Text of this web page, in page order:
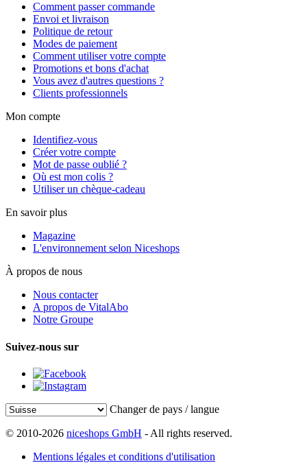
Comment passer commande
Envoi et livraison
Politique de retour
Modes de paiement
Comment utiliser votre compte
Promotions et bons d'achat
Vous avez d'autres questions ?
Clients professionnels
Mon compte
Identifiez-vous
Créer votre compte
Mot de passe oublié ?
Où est mon colis ?
Utiliser un chèque-cadeau
En savoir plus
Magazine
L'environnement selon Niceshops
À propos de nous
Nous contacter
A propos de VitalAbo
Notre Groupe
Suivez-nous sur
Changer de pays / langue
© 2010-2026 niceshops GmbH - All rights reserved.
Mentions légales et conditions d'utilisation